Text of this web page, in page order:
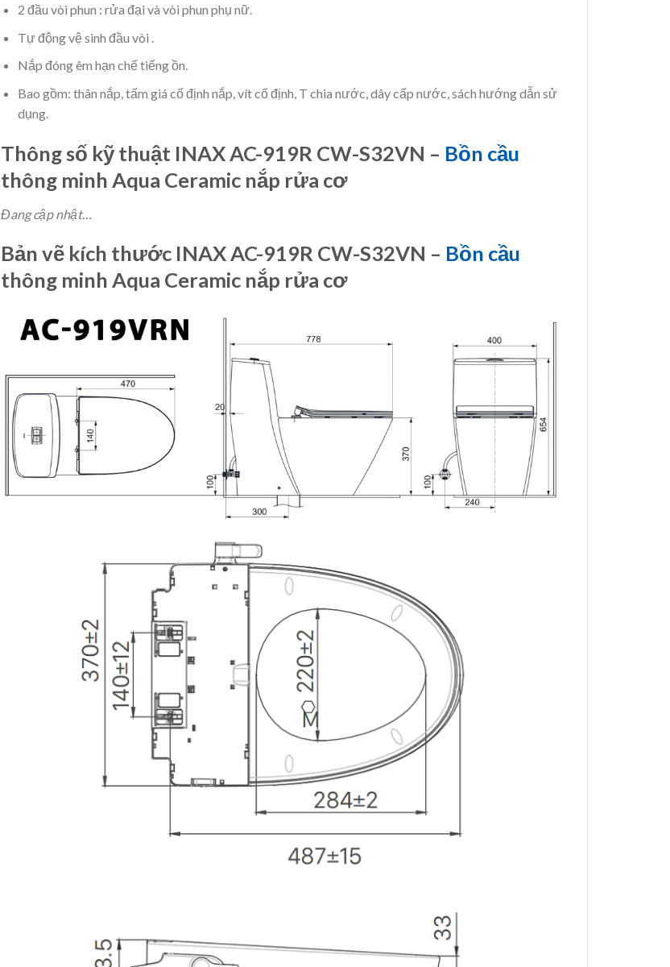
2 đầu vòi phun : rửa đại và vòi phun phụ nữ.
Tự động vệ sinh đầu vòi .
Nắp đóng êm hạn chế tiếng ồn.
Bao gồm: thân nắp, tấm giá cố định nắp, vít cố định, T chia nước, dây cấp nước, sách hướng dẫn sử
dụng.
Thông số kỹ thuật INAX AC-919R CW-S32VN – Bồn cầu
thông minh Aqua Ceramic nắp rửa cơ
Đang cập nhật…
Bản vẽ kích thước INAX AC-919R CW-S32VN – Bồn cầu
thông minh Aqua Ceramic nắp rửa cơ